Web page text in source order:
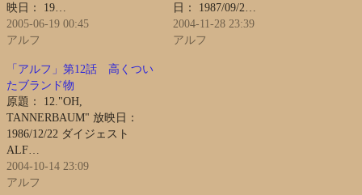
映日： 19…
2005-06-19 00:45
アルフ
日： 1987/09/2…
2004-11-28 23:39
アルフ
「アルフ」第12話 高くつい
たブランド物
原題： 12."OH,
TANNERBAUM" 放映日：
1986/12/22 ダイジェスト
ALF…
2004-10-14 23:09
アルフ